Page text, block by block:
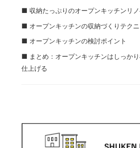
■ 収納たっぷりのオープンキッチンリ
■ オープンキッチンの収納づくりテクニ
■ オープンキッチンの検討ポイント
■ まとめ：オープンキッチンはしっかり
仕上げる